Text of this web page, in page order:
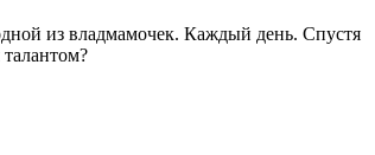
из владмамочек. Каждый день. Спустя